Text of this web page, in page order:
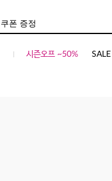
시즌오프 ~50% SALE